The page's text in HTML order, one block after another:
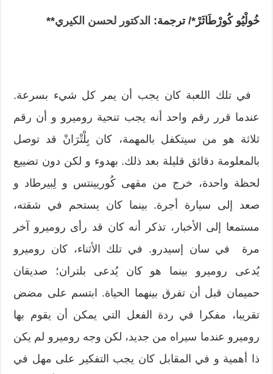
خُولْيُو كُورْطَاثَرْ*/ترجمة: الدكتور لحسن الكيري**
في تلك اللعبة كان يجب أن يمر كل شيء بسرعة.
عندما قرر رقم واحد أنه يجب تنحية روميرو و أن رقم
ثلاثة هو من سيتكفل بالمهمة، كان بِلْتْرَانْ قد توصل
بالمعلومة دقائق قليلة بعد ذلك. بهدوء و لكن دون تضييع
لحظة واحدة، خرج من مقهى كُوريينتس و لِبيرطاد و
صعد إلى سيارة أجرة. بينما كان يستحم في شقته،
مستمعا إلى الأخبار، تذكر أنه كان قد رأى روميرو آخر
مرة في سان إسيدرو. في تلك الأثناء، كان روميرو
يُدعى روميرو بينما هو كان يُدعى بلتران؛ صديقان
حميمان قبل أن تفرق بينهما الحياة. ابتسم على مضض
تقريبا، مفكرا في ردة الفعل التي يمكن أن يقوم بها
روميرو عندما سيراه من جديد، لكن وجه روميرو لم يكن
ذا أهمية و في المقابل كان يجب التفكير على مهل في